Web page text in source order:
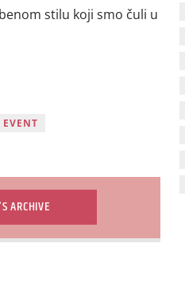
stilu koji smo čuli u
ARCHIVE